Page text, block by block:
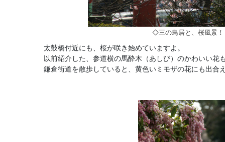
◇三の鳥居と、桜風景！
太鼓橋付近にも、桜が咲き始めていますよ。
以前紹介した、参道横の馬酔木（あしび）のかわいい花
鎌倉街道を散歩していると、黄色いミモザの花にも出合